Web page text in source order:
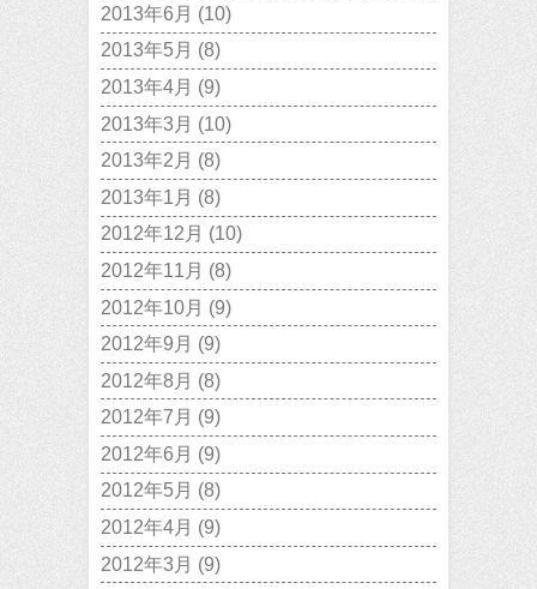
2013年6月 (10)
2013年5月 (8)
2013年4月 (9)
2013年3月 (10)
2013年2月 (8)
2013年1月 (8)
2012年12月 (10)
2012年11月 (8)
2012年10月 (9)
2012年9月 (9)
2012年8月 (8)
2012年7月 (9)
2012年6月 (9)
2012年5月 (8)
2012年4月 (9)
2012年3月 (9)